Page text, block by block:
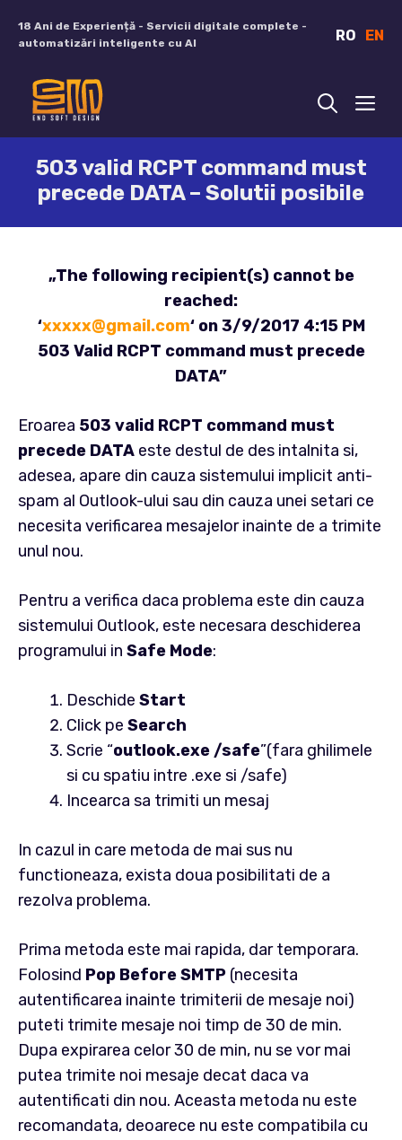
18 Ani de Experiență - Servicii digitale complete -
automatizări inteligente cu AI
RO EN
503 valid RCPT command must
precede DATA – Solutii posibile
„The following recipient(s) cannot be
reached:
‘xxxxx@gmail.com‘ on 3/9/2017 4:15 PM
503 Valid RCPT command must precede
DATA”
Eroarea 503 valid RCPT command must
precede DATA este destul de des intalnita si,
adesea, apare din cauza sistemului implicit anti-
spam al Outlook-ului sau din cauza unei setari ce
necesita verificarea mesajelor inainte de a trimite
unul nou.
Pentru a verifica daca problema este din cauza
sistemului Outlook, este necesara deschiderea
programului in Safe Mode:
Deschide Start
Click pe Search
Scrie “outlook.exe /safe”(fara ghilimele
si cu spatiu intre .exe si /safe)
Incearca sa trimiti un mesaj
In cazul in care metoda de mai sus nu
functioneaza, exista doua posibilitati de a
rezolva problema.
Prima metoda este mai rapida, dar temporara.
Folosind Pop Before SMTP (necesita
autentificarea inainte trimiterii de mesaje noi)
puteti trimite mesaje noi timp de 30 de min.
Dupa expirarea celor 30 de min, nu se vor mai
putea trimite noi mesaje decat daca va
autentificati din nou. Aceasta metoda nu este
recomandata, deoarece nu este compatibila cu